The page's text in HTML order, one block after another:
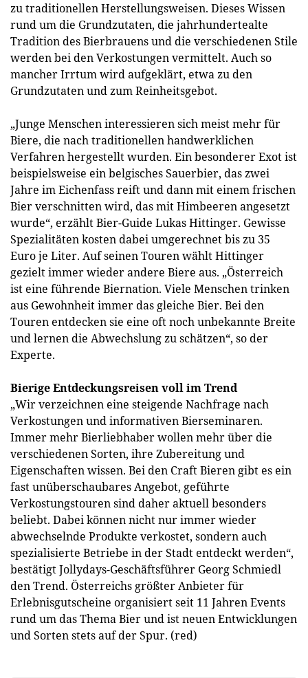
zu traditionellen Herstellungsweisen. Dieses Wissen
rund um die Grundzutaten, die jahrhundertealte
Tradition des Bierbrauens und die verschiedenen Stile
werden bei den Verkostungen vermittelt. Auch so
mancher Irrtum wird aufgeklärt, etwa zu den
Grundzutaten und zum Reinheitsgebot.
„Junge Menschen interessieren sich meist mehr für
Biere, die nach traditionellen handwerklichen
Verfahren hergestellt wurden. Ein besonderer Exot ist
beispielsweise ein belgisches Sauerbier, das zwei
Jahre im Eichenfass reift und dann mit einem frischen
Bier verschnitten wird, das mit Himbeeren angesetzt
wurde“, erzählt Bier-Guide Lukas Hittinger. Gewisse
Spezialitäten kosten dabei umgerechnet bis zu 35
Euro je Liter. Auf seinen Touren wählt Hittinger
gezielt immer wieder andere Biere aus. „Österreich
ist eine führende Biernation. Viele Menschen trinken
aus Gewohnheit immer das gleiche Bier. Bei den
Touren entdecken sie eine oft noch unbekannte Breite
und lernen die Abwechslung zu schätzen“, so der
Experte.
Bierige Entdeckungsreisen voll im Trend
„Wir verzeichnen eine steigende Nachfrage nach
Verkostungen und informativen Bierseminaren.
Immer mehr Bierliebhaber wollen mehr über die
verschiedenen Sorten, ihre Zubereitung und
Eigenschaften wissen. Bei den Craft Bieren gibt es ein
fast unüberschaubares Angebot, geführte
Verkostungstouren sind daher aktuell besonders
beliebt. Dabei können nicht nur immer wieder
abwechselnde Produkte verkostet, sondern auch
spezialisierte Betriebe in der Stadt entdeckt werden“,
bestätigt Jollydays-Geschäftsführer Georg Schmiedl
den Trend. Österreichs größter Anbieter für
Erlebnisgutscheine organisiert seit 11 Jahren Events
rund um das Thema Bier und ist neuen Entwicklungen
und Sorten stets auf der Spur. (red)